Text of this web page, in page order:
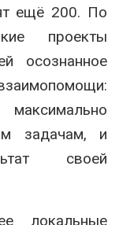
ещё 200. По
проекты
осознанное
задачам, и
своей
локальные